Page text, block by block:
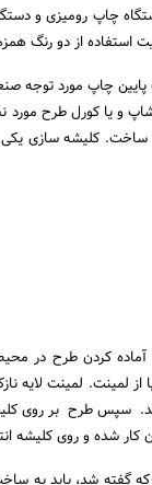
چاپ رومیزی و
از دو رنگ
پایین چاپ مورد توجه
و یا کورل طرح مورد
ساخت. کلیشه سازی
کردن طرح در
از لمینت. لمینت
کار شده و روی کلیشه